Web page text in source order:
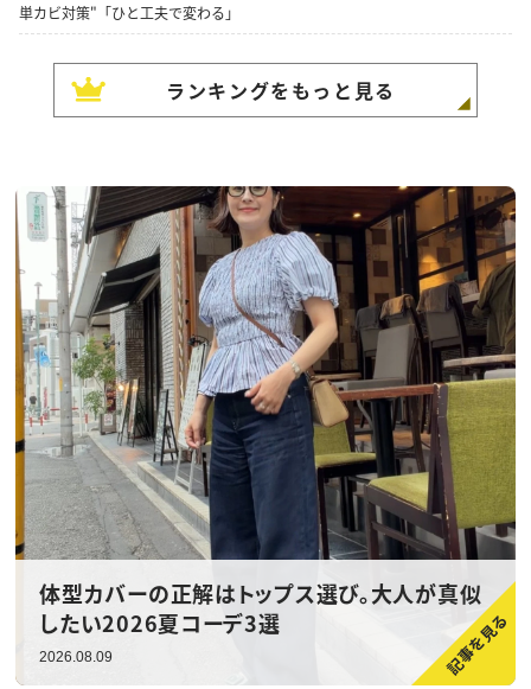
単カビ対策"「ひと工夫で変わる」
ランキングをもっと見る
体型カバーの正解はトップス選び。大人が真似
したい2026夏コーデ3選
2026.08.09